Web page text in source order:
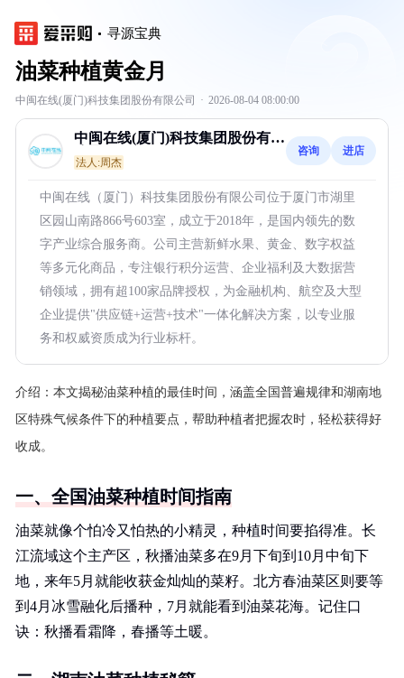
寻源宝典
油菜种植黄金月
中闽在线(厦门)科技集团股份有限公司 · 2026-08-04 08:00:00
中闽在线(厦门)科技集团股份有限
公司
法人:周杰
咨询 进店
中闽在线（厦门）科技集团股份有限公司位于厦门市湖里
区园山南路866号603室，成立于2018年，是国内领先的数
字产业综合服务商。公司主营新鲜水果、黄金、数字权益
等多元化商品，专注银行积分运营、企业福利及大数据营
销领域，拥有超100家品牌授权，为金融机构、航空及大型
企业提供"供应链+运营+技术"一体化解决方案，以专业服
务和权威资质成为行业标杆。
介绍： 本文揭秘油菜种植的最佳时间，涵盖全国普遍规律和湖南地
区特殊气候条件下的种植要点，帮助种植者把握农时，轻松获得好
收成。
一、全国油菜种植时间指南
油菜就像个怕冷又怕热的小精灵，种植时间要掐得准。长
江流域这个主产区，秋播油菜多在9月下旬到10月中旬下
地，来年5月就能收获金灿灿的菜籽。北方春油菜区则要等
到4月冰雪融化后播种，7月就能看到油菜花海。记住口
诀：秋播看霜降，春播等土暖。